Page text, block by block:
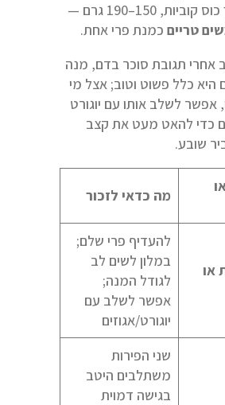
— בערך כוס קוביות, 150–190 גרם —
טרייםכמנת פרי אחת.
אחרי תגובת סוכר בדם, מנה
כלל פשוט וטוב; אצל מי
אפשר לשלב אותו עם יוגורט
כדי להאט מעט את קצב
שובע.
מה כדאי לזכור
או
להעדיף פרי שלם;
במלון לשים לב
לגודל המנה;
אפשר לשלב עם
יוגורט/אגוזים
שני הפירות
משתלבים היטב
בגישה דמוית